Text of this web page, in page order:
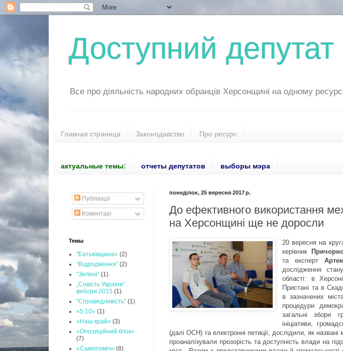
Доступний депутат
Все про діяльність народних обранців Херсонщині на одному
Главная страница Законодавство Про ресурс
актуальные темы: отчеты депутатов выборы мэра
понеділок, 25 вересня 2017 р.
До ефективного використання
на Херсонщині ще не доросли
20 вересня на
керівник
та експерт
дослідження
області: в
Пристані та в
в зазначених
процедури
загальні збори
ініціативи,
(далі ОСН) та електронні петиції, дослідили, як названі
проаналізували прозорість та доступність влади на
Публікації
Коментарі
Темы
"Батьківщина» (2)
“Відродження” (2)
“Зелені” (1)
„Совість України”.
вибори 2015 (1)
“Справедливість” (1)
«5.10» (1)
«Наш край» (3)
«Опозиційний блок»
(7)
«Самопоміч» (8)